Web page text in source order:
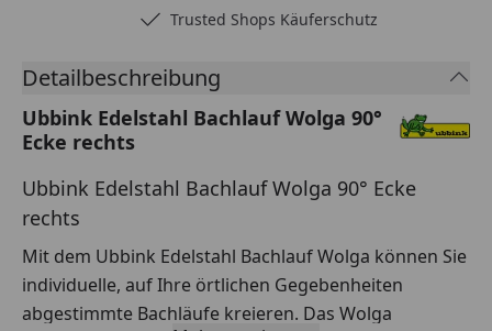
Trusted Shops Käuferschutz
Detailbeschreibung
Ubbink Edelstahl Bachlauf Wolga 90°
Ecke rechts
Ubbink Edelstahl Bachlauf Wolga 90° Ecke
rechts
Mit dem Ubbink Edelstahl Bachlauf Wolga können Sie
individuelle, auf Ihre örtlichen Gegebenheiten
abgestimmte Bachläufe kreieren. Das Wolga